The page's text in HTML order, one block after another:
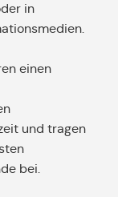
in
einen
und tragen
bei.